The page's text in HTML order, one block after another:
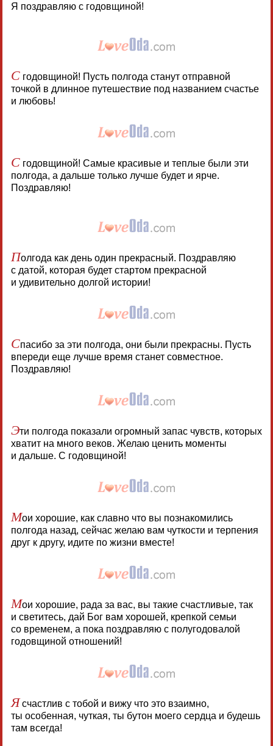
Я поздравляю с годовщиной!
Сгодовщиной! Пусть полгода станут отправной
точкой в длинное путешествие под названием счастье
и любовь!
Сгодовщиной! Самые красивые и теплые были эти
полгода, а дальше только лучше будет и ярче.
Поздравляю!
Полгода как день один прекрасный. Поздравляю
с датой, которая будет стартом прекрасной
и удивительно долгой истории!
Спасибо за эти полгода, они были прекрасны. Пусть
впереди еще лучше время станет совместное.
Поздравляю!
Эти полгода показали огромный запас чувств, которых
хватит на много веков. Желаю ценить моменты
и дальше. С годовщиной!
Мои хорошие, как славно что вы познакомились
полгода назад, сейчас желаю вам чуткости и терпения
друг к другу, идите по жизни вместе!
Мои хорошие, рада за вас, вы такие счастливые, так
и светитесь, дай Бог вам хорошей, крепкой семьи
со временем, а пока поздравляю с полугодовалой
годовщиной отношений!
Ясчастлив с тобой и вижу что это взаимно,
ты особенная, чуткая, ты бутон моего сердца и будешь
там всегда!